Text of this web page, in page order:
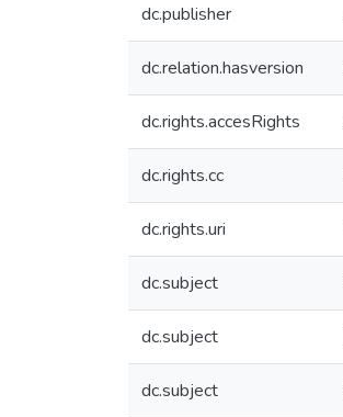
dc.publisher
dc.relation.hasversion
dc.rights.accesRights
dc.rights.cc
dc.rights.uri
dc.subject
dc.subject
dc.subject